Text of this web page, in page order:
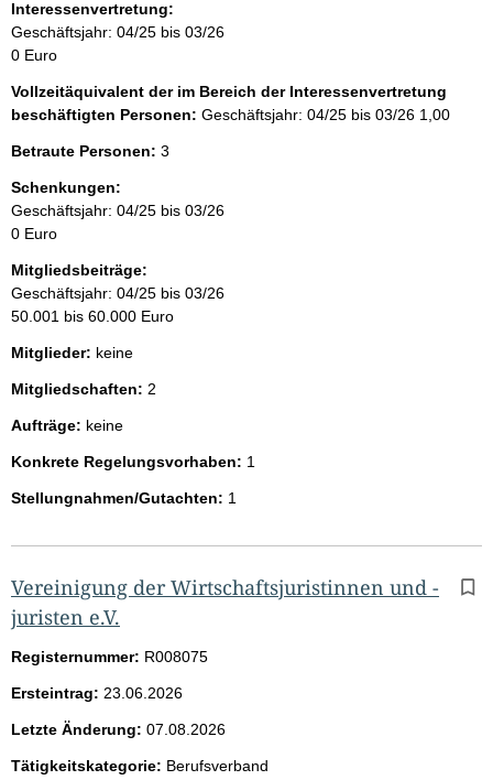
Interessenvertretung:
Geschäftsjahr: 04/25 bis 03/26
0 Euro
Vollzeitäquivalent der im Bereich der Interessenvertretung
beschäftigten Personen: Geschäftsjahr: 04/25 bis 03/26 1,00
Betraute Personen: 3
Schenkungen:
Geschäftsjahr: 04/25 bis 03/26
0 Euro
Mitgliedsbeiträge:
Geschäftsjahr: 04/25 bis 03/26
50.001 bis 60.000 Euro
Mitglieder: keine
Mitgliedschaften: 2
Aufträge: keine
Konkrete Regelungsvorhaben: 1
Stellungnahmen/Gutachten: 1
Vereinigung der Wirtschaftsjuristinnen und -
juristen e.V.
Registernummer: R008075
Ersteintrag: 23.06.2026
Letzte Änderung: 07.08.2026
Tätigkeitskategorie: Berufsverband